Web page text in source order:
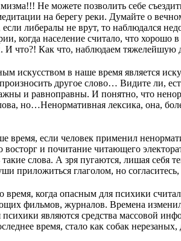
Не можете позволить себе
на берегу реки. Думайте о
либералы не врут, то наблюдался
когда население считало, что хорошо
что?! Как что, наблюдаем тяжелейшую
искусством в наше время является
другое слово… Видите ли,
и равноправны. И понятно, что
но…Ненормативная лексика, она,
время, если человек применил
восторг и почитание читающего
такие слова. А зря пугаются, лишая себя
приложиться глаголом, но
когда опасным для психики
фильмов, журналов. Времена
являются средства массовой
время, стало как собак